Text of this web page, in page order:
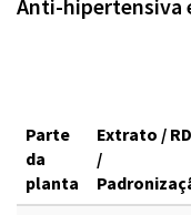
Anti-hipertensiva
Parte
da
planta
Extrato /
/